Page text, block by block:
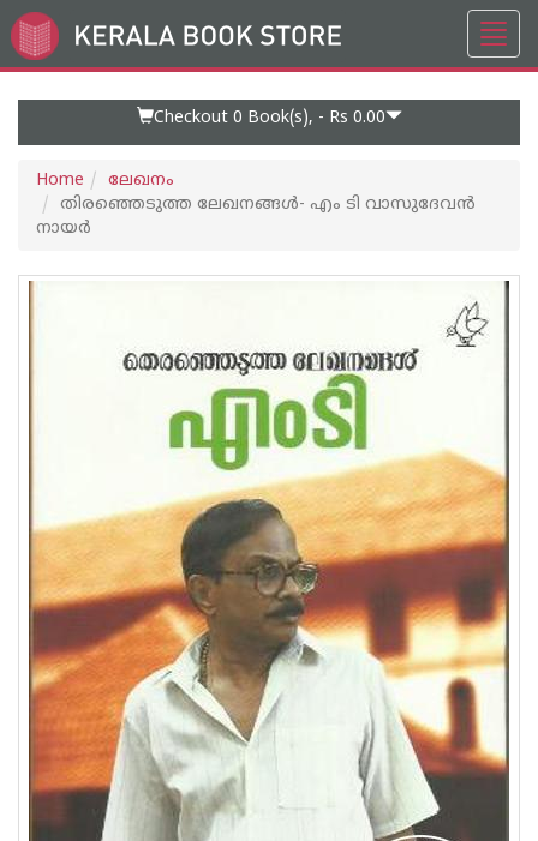
Go
to
Checkout 0 Book(s), - Rs 0.00
Home
ലേഖനം
തിരഞ്ഞെടുത്ത ലേഖനങ്ങള്‍- എം ടി വാസുദേവന്‍
നായര്‍